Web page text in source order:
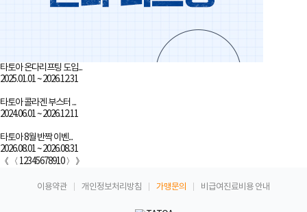
상담문의
예약하기
타토아 온다리프팅 도입...
2025.01.01 ~ 2026.12.31
타토아 콜라겐 부스터 ...
2024.06.01 ~ 2026.12.11
타토아 8월 반짝 이벤...
2026.08.01 ~ 2026.08.31
《
〈 12345678910 〉 》
이용약관 개인정보처리방침 가맹문의 비급여진료비용 안내